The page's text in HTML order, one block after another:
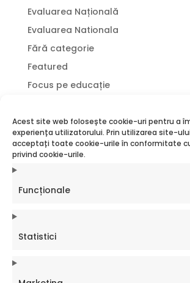
Acest site web folosește cookie-uri pentru a
experiența utilizatorului. Prin utilizarea site-
acceptați toate cookie-urile în conformitate
privind cookie-urile.
Funcționale
Statistici
Evaluarea Națională
Evaluarea Nationala
Fără categorie
Featured
Focus pe educație
Jurnal de profesor
Lectură
povestea mea
proiecte
Proiecte Sociale